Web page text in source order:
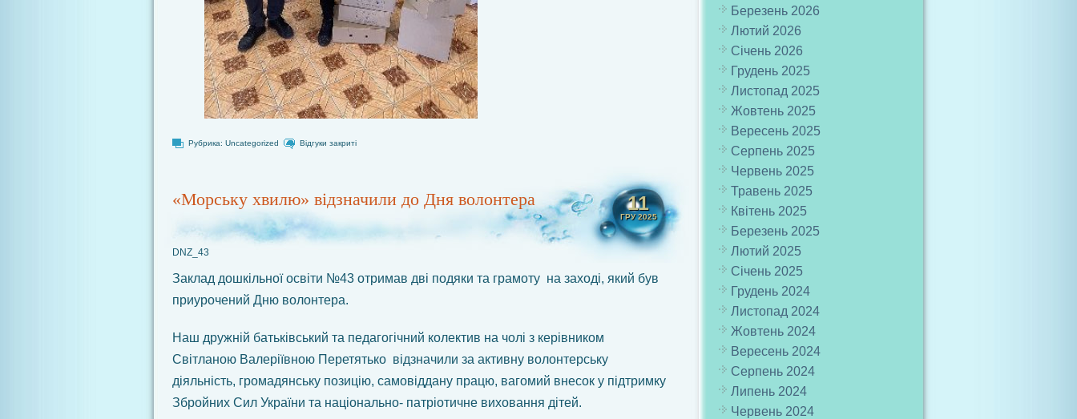
Рубрика: Uncategorized Відгуки закриті
«Морську хвилю» відзначили до Дня волонтера 11
ГРУ 2025
DNZ_43
Заклад дошкільної освіти №43 отримав дві подяки та грамоту на заході, який був
приурочений Дню волонтера.
Наш дружній батьківський та педагогічний колектив на чолі з керівником
Світланою Валеріївною Перетятько відзначили за активну волонтерську
діяльність, громадянську позицію, самовіддану працю, вагомий внесок у підтримку
Збройних Сил України та національно- патріотичне виховання дітей.
Березень 2026
Лютий 2026
Січень 2026
Грудень 2025
Листопад 2025
Жовтень 2025
Вересень 2025
Серпень 2025
Червень 2025
Травень 2025
Квітень 2025
Березень 2025
Лютий 2025
Січень 2025
Грудень 2024
Листопад 2024
Жовтень 2024
Вересень 2024
Серпень 2024
Липень 2024
Червень 2024